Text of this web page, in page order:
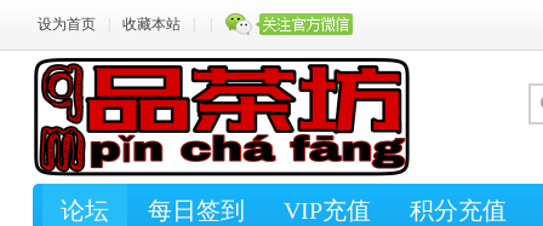
设为首页 收藏本站
论坛 每日签到 VIP充值 积分充值